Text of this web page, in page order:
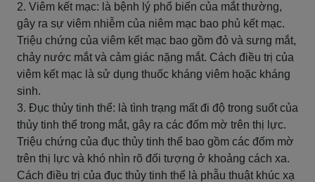
2. Viêm kết mạc: là bệnh lý phổ biến của mắt thường,
gây ra sự viêm nhiễm của niêm mạc bao phủ kết mạc.
Triệu chứng của viêm kết mạc bao gồm đỏ và sưng mắt,
chảy nước mắt và cảm giác nặng mắt. Cách điều trị của
viêm kết mạc là sử dụng thuốc kháng viêm hoặc kháng
sinh.
3. Đục thủy tinh thể: là tình trạng mất đi độ trong suốt của
thủy tinh thể trong mắt, gây ra các đốm mờ trên thị lực.
Triệu chứng của đục thủy tinh thể bao gồm các đốm mờ
trên thị lực và khó nhìn rõ đối tượng ở khoảng cách xa.
Cách điều trị của đục thủy tinh thể là phẫu thuật khúc xạ